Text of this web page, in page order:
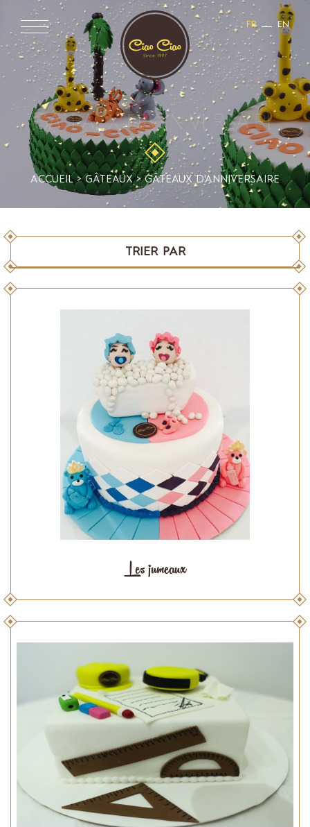
FR EN
GÂTEAUX D'ANNIVERSAIRE
ACCUEIL>GÂTEAUX>GÂTEAUX D'ANNIVERSAIRE
TRIER PAR
Les jumeaux